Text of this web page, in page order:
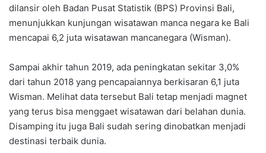
dilansir oleh Badan Pusat Statistik (BPS) Provinsi Bali,
menunjukkan kunjungan wisatawan manca negara ke Bali
mencapai 6,2 juta wisatawan mancanegara (Wisman).
Sampai akhir tahun 2019, ada peningkatan sekitar 3,0%
dari tahun 2018 yang pencapaiannya berkisaran 6,1 juta
Wisman. Melihat data tersebut Bali tetap menjadi magnet
yang terus bisa menggaet wisatawan dari belahan dunia.
Disamping itu juga Bali sudah sering dinobatkan menjadi
destinasi terbaik dunia.